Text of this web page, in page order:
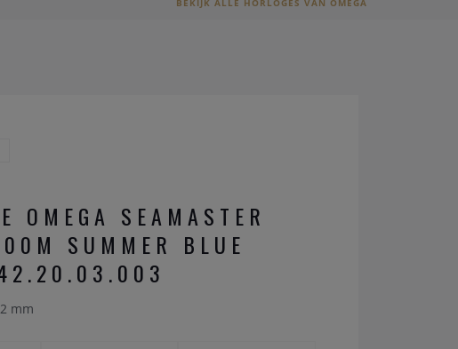
BEKIJK ALLE HORLOGES VAN OMEGA
OMEGA SEAMASTER
SUMMER BLUE
mm